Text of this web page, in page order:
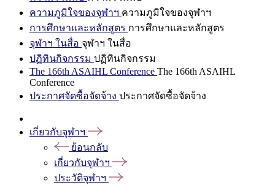
ความภูมิใจของจุฬาฯ ความภูมิใจของจุฬาฯ
การศึกษาและหลักสูตร การศึกษาและหลักสูตร
จุฬาฯ ในสื่อ จุฬาฯ ในสื่อ
ปฏิทินกิจกรรม ปฏิทินกิจกรรม
The 166th ASAIHL Conference The 166th ASAIHL
Conference
ประกาศจัดซื้อจัดจ้าง ประกาศจัดซื้อจัดจ้าง
เกี่ยวกับจุฬาฯ
ย้อนกลับ
เกี่ยวกับจุฬาฯ
ประวัติจุฬาฯ